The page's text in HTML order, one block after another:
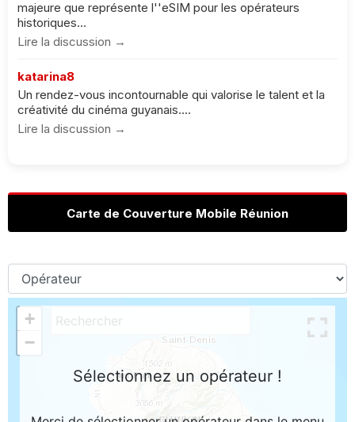
majeure que représente l''eSIM pour les opérateurs
historiques...
Lire la discussion →
katarina8
Un rendez-vous incontournable qui valorise le talent et la
créativité du cinéma guyanais....
Lire la discussion →
Carte de Couverture Mobile Réunion